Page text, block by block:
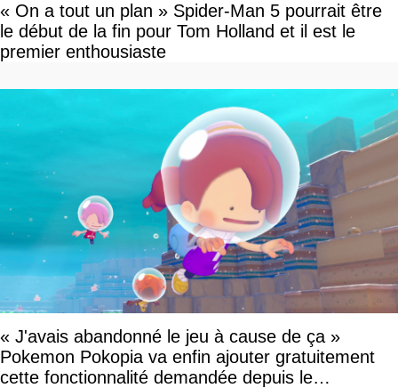
« On a tout un plan » Spider-Man 5 pourrait être
le début de la fin pour Tom Holland et il est le
premier enthousiaste
« J'avais abandonné le jeu à cause de ça »
Pokemon Pokopia va enfin ajouter gratuitement
cette fonctionnalité demandée depuis le